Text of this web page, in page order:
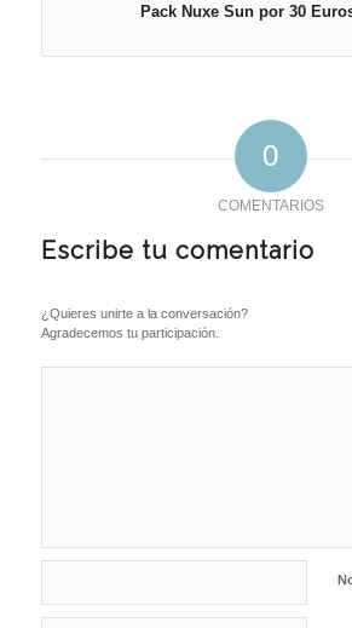
Pack Nuxe Sun por 30
0
COMENTARIOS
Escribe tu comentario
¿Quieres unirte a la conversación?
Agradecemos tu participación.